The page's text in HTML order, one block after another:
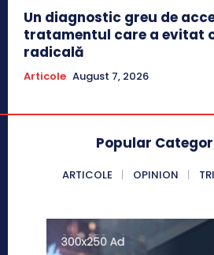
Un diagnostic greu de
tratamentul care a evitat
radicală
Articole August 7, 2026
Popular
ARTICOLE OPINION